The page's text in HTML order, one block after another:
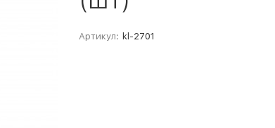
Артикул: kl-2701